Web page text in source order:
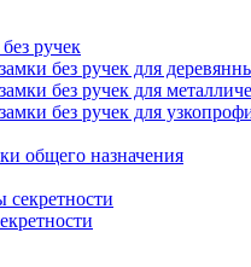
ручек
без ручек для
без ручек для
без ручек для
общего назначения